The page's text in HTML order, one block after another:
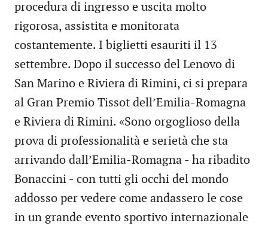
procedura di ingresso e uscita molto
rigorosa, assistita e monitorata
costantemente. I biglietti esauriti il 13
settembre. Dopo il successo del Lenovo di
San Marino e Riviera di Rimini, ci si prepara
al Gran Premio Tissot dell’Emilia-Romagna
e Riviera di Rimini. «Sono orgoglioso della
prova di professionalità e serietà che sta
arrivando dall’Emilia-Romagna - ha ribadito
Bonaccini - con tutti gli occhi del mondo
addosso per vedere come andassero le cose
in un grande evento sportivo internazionale